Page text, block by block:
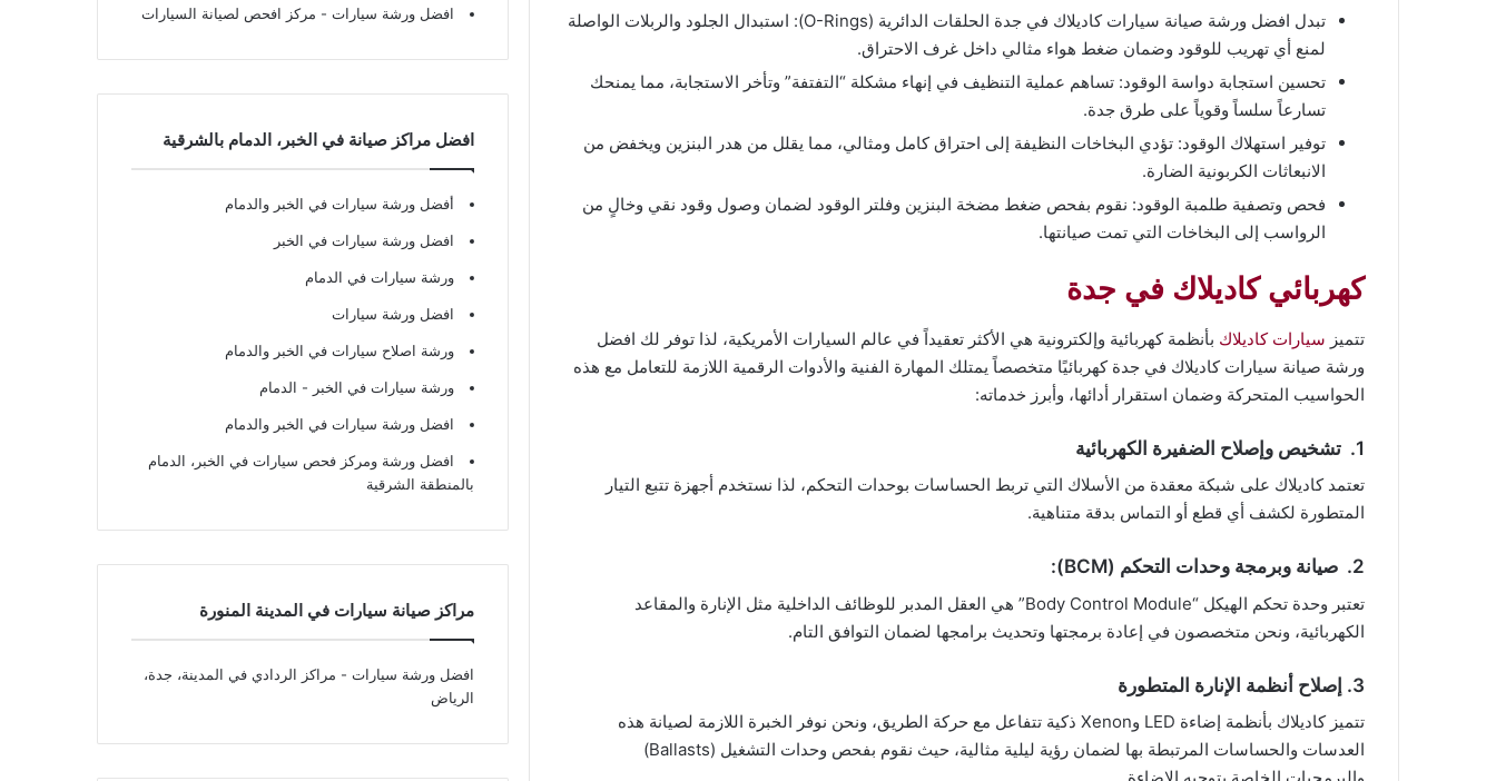
تبدل افضل ورشة صيانة سيارات كاديلاك في جدة الحلقات الدائرية (O-Rings): استبدال الجلود والربلات الواصلة
لمنع أي تهريب للوقود وضمان ضغط هواء مثالي داخل غرف الاحتراق.
تحسين استجابة دواسة الوقود: تساهم عملية التنظيف في إنهاء مشكلة “التفتفة” وتأخر الاستجابة، مما يمنحك
تسارعاً سلساً وقوياً على طرق جدة.
توفير استهلاك الوقود: تؤدي البخاخات النظيفة إلى احتراق كامل ومثالي، مما يقلل من هدر البنزين ويخفض من
الانبعاثات الكربونية الضارة.
فحص وتصفية طلمبة الوقود: نقوم بفحص ضغط مضخة البنزين وفلتر الوقود لضمان وصول وقود نقي وخالٍ من
الرواسب إلى البخاخات التي تمت صيانتها.
كهربائي كاديلاك في جدة
تتميز سيارات كاديلاك بأنظمة كهربائية وإلكترونية هي الأكثر تعقيداً في عالم السيارات الأمريكية، لذا توفر لك افضل
ورشة صيانة سيارات كاديلاك في جدة كهربائيًا متخصصاً يمتلك المهارة الفنية والأدوات الرقمية اللازمة للتعامل مع هذه
الحواسيب المتحركة وضمان استقرار أدائها، وأبرز خدماته:
1. تشخيص وإصلاح الضفيرة الكهربائية
تعتمد كاديلاك على شبكة معقدة من الأسلاك التي تربط الحساسات بوحدات التحكم، لذا نستخدم أجهزة تتبع التيار
المتطورة لكشف أي قطع أو التماس بدقة متناهية.
2. صيانة وبرمجة وحدات التحكم (BCM):
تعتبر وحدة تحكم الهيكل “Body Control Module” هي العقل المدبر للوظائف الداخلية مثل الإنارة والمقاعد
الكهربائية، ونحن متخصصون في إعادة برمجتها وتحديث برامجها لضمان التوافق التام.
3. إصلاح أنظمة الإنارة المتطورة
تتميز كاديلاك بأنظمة إضاءة LED وXenon ذكية تتفاعل مع حركة الطريق، ونحن نوفر الخبرة اللازمة لصيانة هذه
العدسات والحساسات المرتبطة بها لضمان رؤية ليلية مثالية، حيث نقوم بفحص وحدات التشغيل (Ballasts)
افضل ورشة سيارات - مركز افحص لصيانة السيارات
افضل مراكز صيانة في الخبر، الدمام بالشرقية
أفضل ورشة سيارات في الخبر والدمام
افضل ورشة سيارات في الخبر
ورشة سيارات في الدمام
افضل ورشة سيارات
ورشة اصلاح سيارات في الخبر والدمام
ورشة سيارات في الخبر - الدمام
افضل ورشة سيارات في الخبر والدمام
افضل ورشة ومركز فحص سيارات في الخبر، الدمام
بالمنطقة الشرقية
مراكز صيانة سيارات في المدينة المنورة
افضل ورشة سيارات - مراكز الردادي في المدينة، جدة،
الرياض